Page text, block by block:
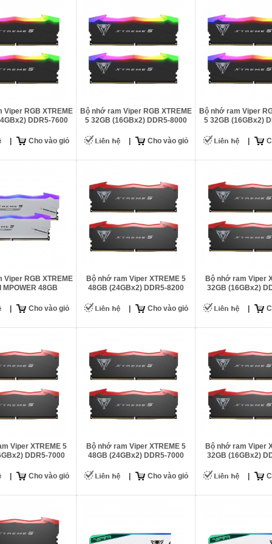
Viper RGB XTREME
DDR5-7600
Cho vào giỏ
Bộ nhớ ram Viper RGB XTREME
5 32GB (16GBx2) DDR5-8000
Cho vào giỏ
Bộ nhớ ram Viper
5 32GB (16GBx2)
Viper RGB XTREME
MPOWER 48GB
Cho vào giỏ
Bộ nhớ ram Viper XTREME 5
48GB (24GBx2) DDR5-8200
Cho vào giỏ
Bộ nhớ ram Viper
32GB (16GBx2)
Viper XTREME 5
DDR5-7000
Cho vào giỏ
Bộ nhớ ram Viper XTREME 5
48GB (24GBx2) DDR5-7000
Cho vào giỏ
Bộ nhớ ram Viper
32GB (16GBx2)